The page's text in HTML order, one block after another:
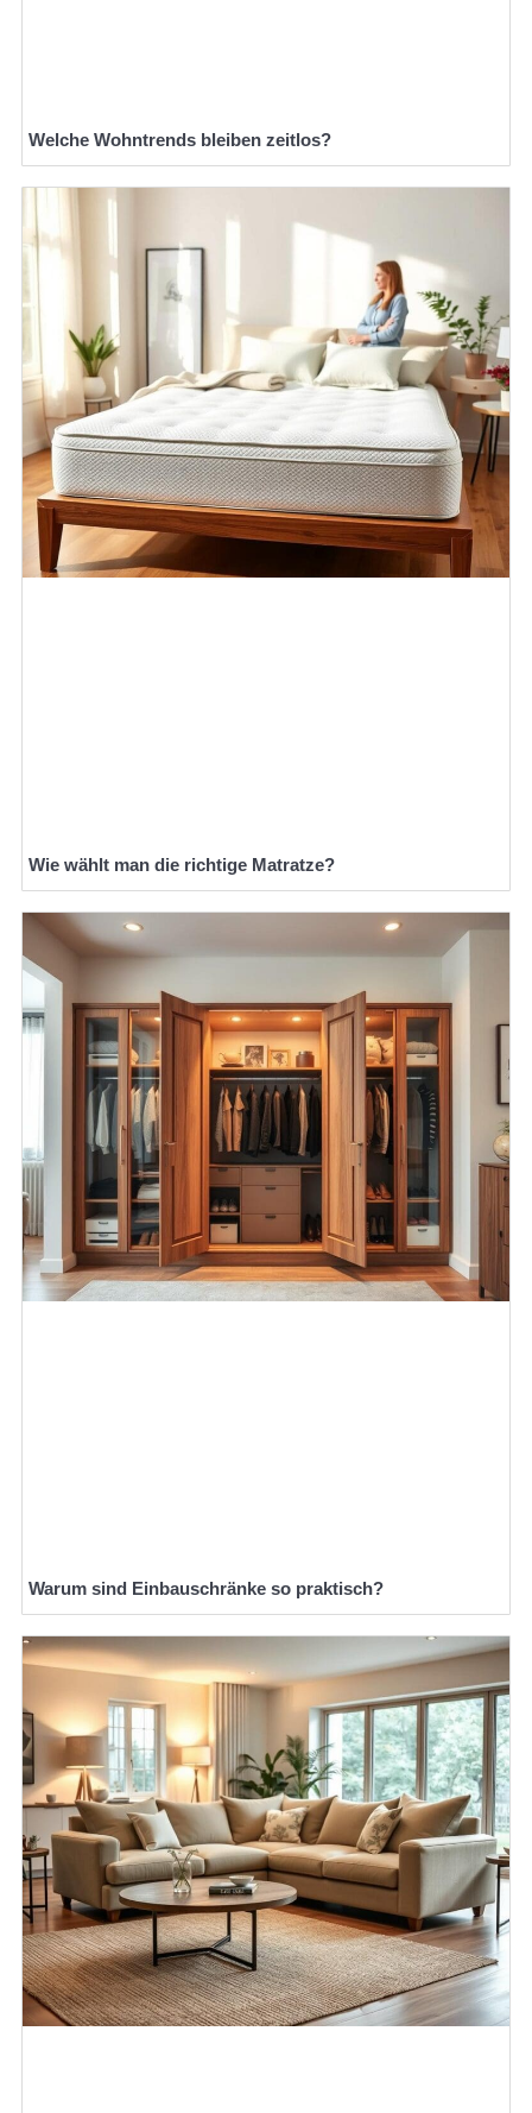
Welche Wohntrends bleiben zeitlos?
Wie wählt man die richtige Matratze?
Warum sind Einbauschränke so praktisch?